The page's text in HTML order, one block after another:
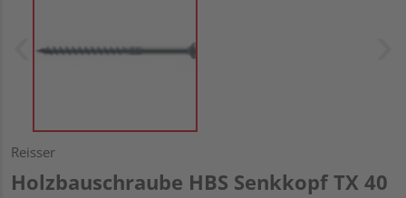
Reisser
Holzbauschraube HBS Senkkopf TX 40